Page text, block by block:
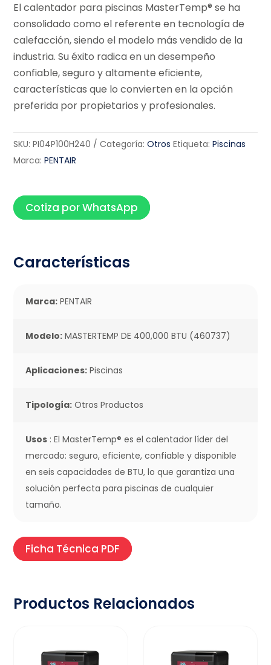
El calentador para piscinas MasterTemp® se ha
consolidado como el referente en tecnología de
calefacción, siendo el modelo más vendido de la
industria. Su éxito radica en un desempeño
confiable, seguro y altamente eficiente,
características que lo convierten en la opción
preferida por propietarios y profesionales.
SKU: PI04P100H240 Categoría: Otros Etiqueta: Piscinas
Marca: PENTAIR
Cotiza por WhatsApp
Características
Marca: PENTAIR
Modelo: MASTERTEMP DE 400,000 BTU (460737)
Aplicaciones: Piscinas
Tipología: Otros Productos
Usos : El MasterTemp® es el calentador líder del
mercado: seguro, eficiente, confiable y disponible
en seis capacidades de BTU, lo que garantiza una
solución perfecta para piscinas de cualquier
tamaño.
Ficha Técnica PDF
Productos Relacionados